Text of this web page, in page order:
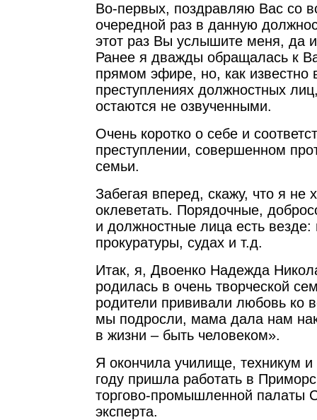
Во-первых, поздравляю Вас со
очередной раз в данную
этот раз Вы услышите меня, да
Ранее я дважды обращалась к
прямом эфире, но, как известно
преступлениях должностных
остаются не озвученными.
Очень коротко о себе и
преступлении, совершенном
семьи.
Забегая вперед, скажу, что я не
оклеветать. Порядочные,
и должностные лица есть
прокуратуры, судах и т.д.
Итак, я, Двоенко Надежда
родилась в очень творческой
родители прививали любовь ко
мы подросли, мама дала нам
в жизни – быть человеком».
Я окончила училище, техникум и
году пришла работать в
торгово-промышленной палаты
эксперта.